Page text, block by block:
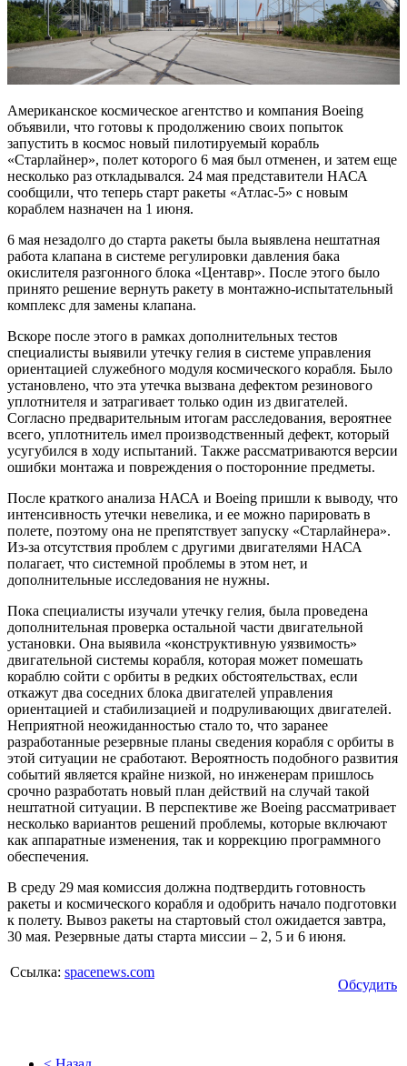
Американское космическое агентство и компания Boeing
объявили, что готовы к продолжению своих попыток
запустить в космос новый пилотируемый корабль
«Старлайнер», полет которого 6 мая был отменен, и затем еще
несколько раз откладывался. 24 мая представители НАСА
сообщили, что теперь старт ракеты «Атлас-5» с новым
кораблем назначен на 1 июня.
6 мая незадолго до старта ракеты была выявлена нештатная
работа клапана в системе регулировки давления бака
окислителя разгонного блока «Центавр». После этого было
принято решение вернуть ракету в монтажно-испытательный
комплекс для замены клапана.
Вскоре после этого в рамках дополнительных тестов
специалисты выявили утечку гелия в системе управления
ориентацией служебного модуля космического корабля. Было
установлено, что эта утечка вызвана дефектом резинового
уплотнителя и затрагивает только один из двигателей.
Согласно предварительным итогам расследования, вероятнее
всего, уплотнитель имел производственный дефект, который
усугубился в ходу испытаний. Также рассматриваются версии
ошибки монтажа и повреждения о посторонние предметы.
После краткого анализа НАСА и Boeing пришли к выводу, что
интенсивность утечки невелика, и ее можно парировать в
полете, поэтому она не препятствует запуску «Старлайнера».
Из-за отсутствия проблем с другими двигателями НАСА
полагает, что системной проблемы в этом нет, и
дополнительные исследования не нужны.
Пока специалисты изучали утечку гелия, была проведена
дополнительная проверка остальной части двигательной
установки. Она выявила «конструктивную уязвимость»
двигательной системы корабля, которая может помешать
кораблю сойти с орбиты в редких обстоятельствах, если
откажут два соседних блока двигателей управления
ориентацией и стабилизацией и подруливающих двигателей.
Неприятной неожиданностью стало то, что заранее
разработанные резервные планы сведения корабля с орбиты в
этой ситуации не сработают. Вероятность подобного развития
событий является крайне низкой, но инженерам пришлось
срочно разработать новый план действий на случай такой
нештатной ситуации. В перспективе же Boeing рассматривает
несколько вариантов решений проблемы, которые включают
как аппаратные изменения, так и коррекцию программного
обеспечения.
В среду 29 мая комиссия должна подтвердить готовность
ракеты и космического корабля и одобрить начало подготовки
к полету. Вывоз ракеты на стартовый стол ожидается завтра,
30 мая. Резервные даты старта миссии – 2, 5 и 6 июня.
Ссылка: spacenews.com
Обсудить